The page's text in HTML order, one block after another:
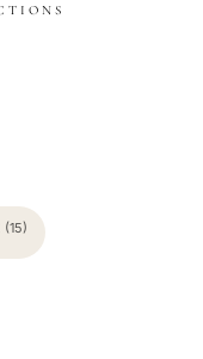
(15)